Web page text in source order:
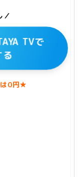
／
TVで
0円★